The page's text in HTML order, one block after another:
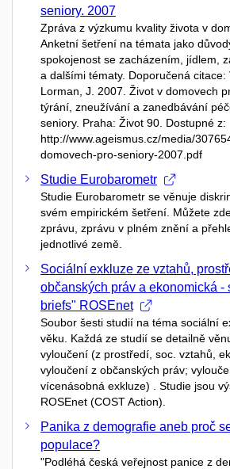
seniory. 2007
Zpráva z výzkumu kvality života v
Anketní šetření na témata jako
spokojenost se zacházením, jídlem,
a dalšími tématy. Doporučená citace:
Lorman, J. 2007. Život v domovech
týrání, zneužívání a zanedbávání
seniory. Praha: Život 90. Dostupné z:
http://www.ageismus.cz/media/
domovech-pro-seniory-2007.pdf
Studie Eurobarometr
Studie Eurobarometr se věnuje
svém empirickém šetření. Můžete
zprávu, zprávu v plném znění a
jednotlivé země.
Sociální exkluze ze vztahů,
občanských práv a ekonomická -
briefs" ROSEnet
Soubor šesti studií na téma sociální
věku. Každá ze studií se detailně
vyloučení (z prostředí, soc. vztahů,
vyloučení z občanských práv;
vícenásobná exkluze) . Studie jsou
ROSEnet (COST Action).
Panika z demografie aneb proč
populace?
"Podléhá česká veřejnost panice z